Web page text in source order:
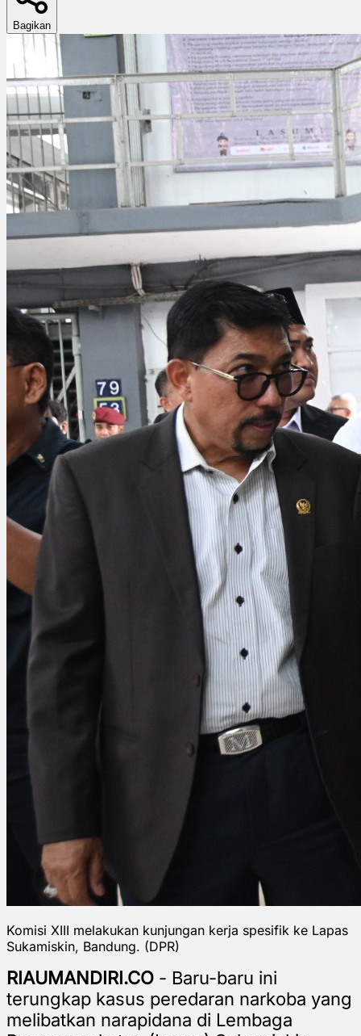
Bagikan
Komisi XIII melakukan kunjungan kerja spesifik ke Lapas
Sukamiskin, Bandung. (DPR)
RIAUMANDIRI.CO - Baru-baru ini
terungkap kasus peredaran narkoba yang
melibatkan narapidana di Lembaga